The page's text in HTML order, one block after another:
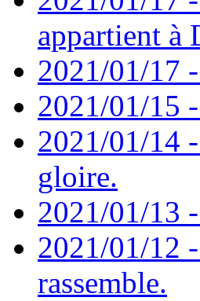
appartient à
2021/01/17
2021/01/15
2021/01/14
gloire.
2021/01/13
2021/01/12
rassemble.